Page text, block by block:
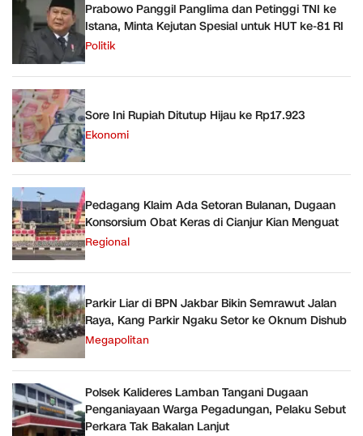
Prabowo Panggil Panglima dan Petinggi TNI ke
Istana, Minta Kejutan Spesial untuk HUT ke-81 RI
Politik
Sore Ini Rupiah Ditutup Hijau ke Rp17.923
Ekonomi
Pedagang Klaim Ada Setoran Bulanan, Dugaan
Konsorsium Obat Keras di Cianjur Kian Menguat
Regional
Parkir Liar di BPN Jakbar Bikin Semrawut Jalan
Raya, Kang Parkir Ngaku Setor ke Oknum Dishub
Megapolitan
Polsek Kalideres Lamban Tangani Dugaan
Penganiayaan Warga Pegadungan, Pelaku Sebut
Perkara Tak Bakalan Lanjut